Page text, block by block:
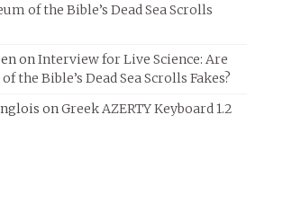
of the Bible’s Dead Sea Scrolls
onInterview for Live Science: Are
the Bible’s Dead Sea Scrolls Fakes?
onGreek AZERTY Keyboard 1.2